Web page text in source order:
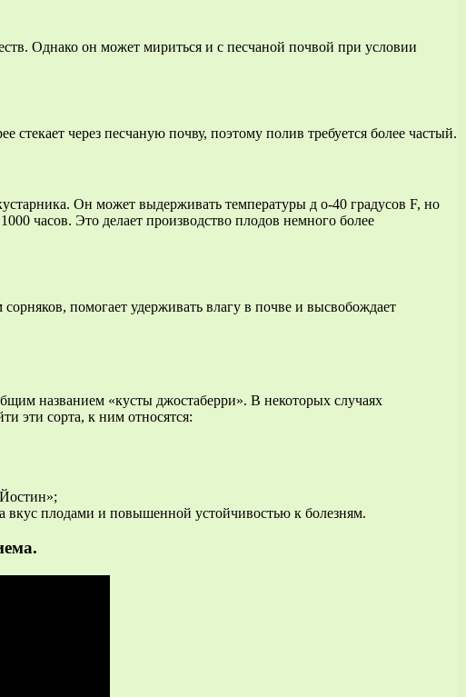
Однако он может мириться и с песчаной почвой при условии
через песчаную почву, поэтому полив требуется более частый.
Он может выдерживать температуры д о-40 градусов F, но
часов. Это делает производство плодов немного более
помогает удерживать влагу в почве и высвобождает
названием «кусты джостаберри». В некоторых случаях
эти сорта, к ним относятся:
вкус плодами и повышенной устойчивостью к болезням.